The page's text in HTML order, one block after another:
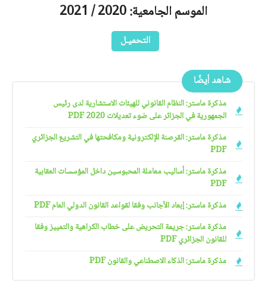
الموسم الجامعية: 2020 / 2021
التحميـل
شاهد أيضًا
مذكرة ماستر: النظام القانوني للهيئات الاستشارية لدى رئيس
الجمهورية في الجزائر على ضوء تعديلات 2020 PDF
مذكرة ماستر: القرصنة الإلكترونية ومكافحتها في التشريع الجزائري
PDF
مذكرة ماستر: أساليب معاملة المحبوسين داخل المؤسسات العقابية
PDF
مذكرة ماستر: إبعاد الأجانب وفقا لقواعد القانون الدولي العام PDF
مذكرة ماستر: جريمة التحريض على خطاب الكراهية والتمييز وفقا
للقانون الجزائري PDF
مذكرة ماستر: الذكاء الاصطناعي والقانون PDF